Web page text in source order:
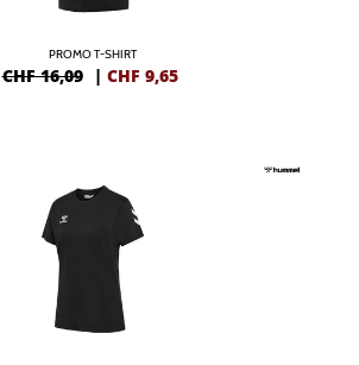
PROMO T-SHIRT
CHF 16,09 | CHF 9,65